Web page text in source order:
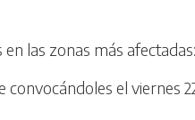
las zonas más
el viernes